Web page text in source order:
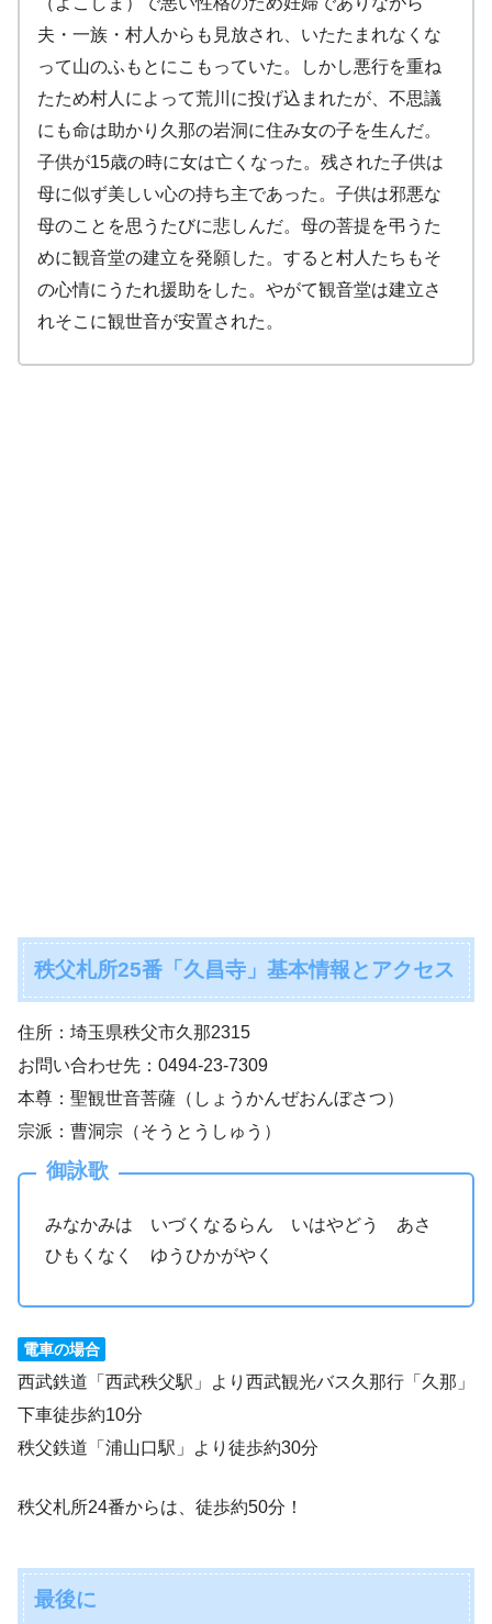
夫・一族・村人からも見放され、いたたまれなくな
って山のふもとにこもっていた。しかし悪行を重ね
たため村人によって荒川に投げ込まれたが、不思議
にも命は助かり久那の岩洞に住み女の子を生んだ。
子供が15歳の時に女は亡くなった。残された子供は
母に似ず美しい心の持ち主であった。子供は邪悪な
母のことを思うたびに悲しんだ。母の菩提を弔うた
めに観音堂の建立を発願した。すると村人たちもそ
の心情にうたれ援助をした。やがて観音堂は建立さ
れそこに観世音が安置された。
秩父札所25番「久昌寺」基本情報とアクセス
住所：埼玉県秩父市久那2315
お問い合わせ先：0494-23-7309
本尊：聖観世音菩薩（しょうかんぜおんぼさつ）
宗派：曹洞宗（そうとうしゅう）
御詠歌
みなかみは いづくなるらん いはやどう あさ
ひもくなく ゆうひかがやく
電車の場合
西武鉄道「西武秩父駅」より西武観光バス久那行「久那」
下車徒歩約10分
秩父鉄道「浦山口駅」より徒歩約30分
秩父札所24番からは、徒歩約50分！
最後に